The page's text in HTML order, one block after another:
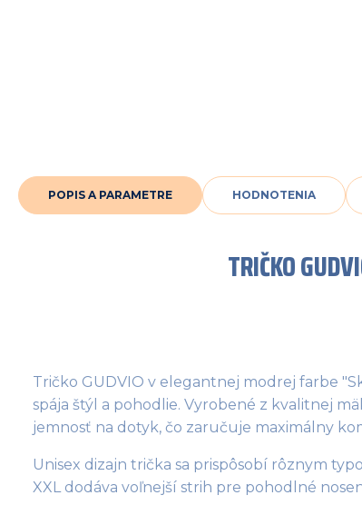
POPIS A PARAMETRE HODNOTENIA
TRIČKO
Tričko GUDVIO v elegantnej modrej farbe
spája štýl a pohodlie. Vyrobené z kvalitnej
jemnosť na dotyk, čo zaručuje maximálny
Unisex dizajn trička sa prispôsobí rôznym
XXL dodáva voľnejší strih pre pohodlné